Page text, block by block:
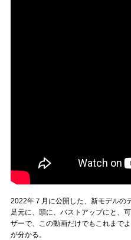
2022年７月に公開した、新モデルの
足元に、頭に、バストアップにと、
ザーで、この動画だけでもこれまで
が分かる。